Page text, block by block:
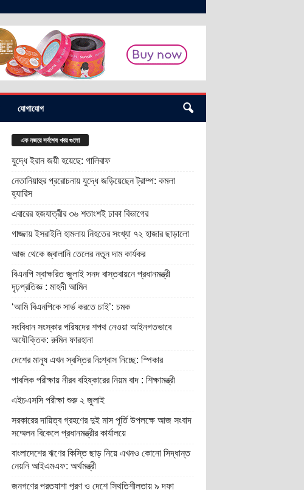
যোগাযোগ
এক নজরে সর্বশেষ খবর গুলো
যুদ্ধে ইরান জয়ী হয়েছে: গালিবাফ
নেতানিয়াহুর প্ররোচনায় যুদ্ধে জড়িয়েছেন ট্রাম্প: কমলা
হ্যারিস
এবারের হজযাত্রীর ৩৬ শতাংশই ঢাকা বিভাগের
গাজ্জায় ইসরাইলি হামলায় নিহতের সংখ্যা ৭২ হাজার ছাড়ালো
আজ থেকে জ্বালানি তেলের নতুন দাম কার্যকর
বিএনপি স্বাক্ষরিত জুলাই সনদ বাস্তবায়নে প্রধানমন্ত্রী
দৃঢ়প্রতিজ্ঞ : মাহদী আমিন
‘আমি বিএনপিকে সার্ভ করতে চাই’: চমক
সংবিধান সংস্কার পরিষদের শপথ নেওয়া আইনগতভাবে
অযৌক্তিক: রুমিন ফারহানা
দেশের মানুষ এখন স্বস্তির নিঃশ্বাস নিচ্ছে: স্পিকার
পাবলিক পরীক্ষায় নীরব বহিষ্কারের নিয়ম বাদ : শিক্ষামন্ত্রী
এইচএসসি পরীক্ষা শুরু ২ জুলাই
সরকারের দায়িত্ব গ্রহণের দুই মাস পূর্তি উপলক্ষে আজ সংবাদ
সম্মেলন বিকেলে প্রধানমন্ত্রীর কার্যালয়ে
বাংলাদেশের ঋণের কিস্তি ছাড় নিয়ে এখনও কোনো সিদ্ধান্ত
নেয়নি আইএমএফ: অর্থমন্ত্রী
জনগণের প্রত্যাশা পূরণ ও দেশে স্থিতিশীলতায় ৯ দফা